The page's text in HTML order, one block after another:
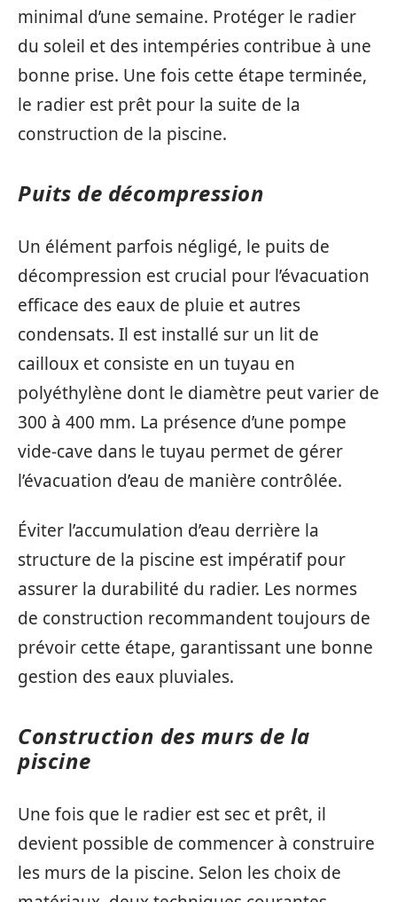
minimal d’une semaine. Protéger le radier
du soleil et des intempéries contribue à une
bonne prise. Une fois cette étape terminée,
le radier est prêt pour la suite de la
construction de la piscine.
Puits de décompression
Un élément parfois négligé, le puits de
décompression est crucial pour l’évacuation
efficace des eaux de pluie et autres
condensats. Il est installé sur un lit de
cailloux et consiste en un tuyau en
polyéthylène dont le diamètre peut varier de
300 à 400 mm. La présence d’une pompe
vide-cave dans le tuyau permet de gérer
l’évacuation d’eau de manière contrôlée.
Éviter l’accumulation d’eau derrière la
structure de la piscine est impératif pour
assurer la durabilité du radier. Les normes
de construction recommandent toujours de
prévoir cette étape, garantissant une bonne
gestion des eaux pluviales.
Construction des murs de la
piscine
Une fois que le radier est sec et prêt, il
devient possible de commencer à construire
les murs de la piscine. Selon les choix de